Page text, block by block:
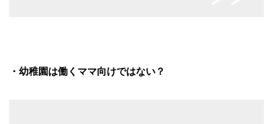
・幼稚園は働くママ向けではない？